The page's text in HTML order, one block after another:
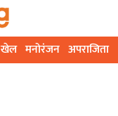
खेल मनोरंजन अपराजिता